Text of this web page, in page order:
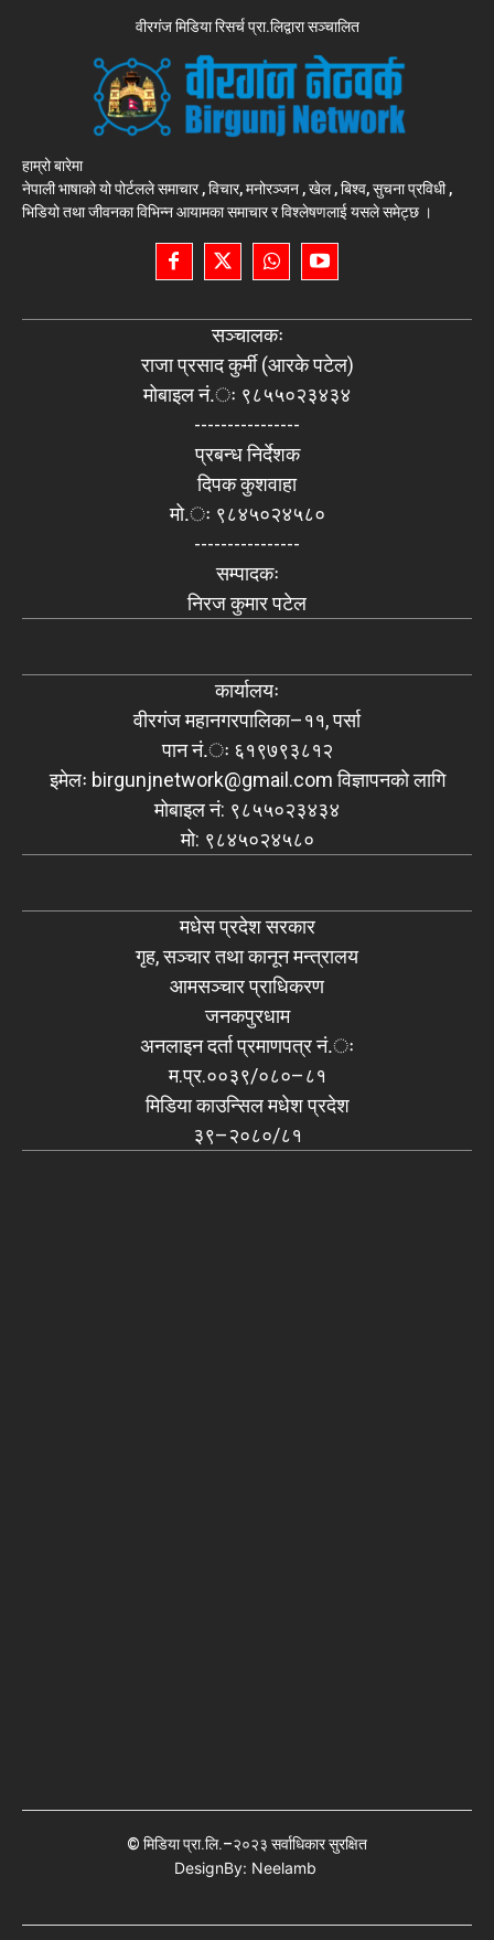
वीरगंज मिडिया रिसर्च प्रा.लिद्वारा सञ्चालित
हाम्रो बारेमा
नेपाली भाषाको यो पोर्टलले समाचार , विचार, मनोरञ्जन , खेल , बिश्व, सुचना प्रविधी ,
भिडियो तथा जीवनका विभिन्न आयामका समाचार र विश्लेषणलाई यसले समेट्छ ।
सञ्चालकः
राजा प्रसाद कुर्मी (आरके पटेल)
मोबाइल नं.ः ९८५५०२३४३४
----------------
प्रबन्ध निर्देशक
दिपक कुशवाहा
मो.ः ९८४५०२४५८०
----------------
सम्पादकः
निरज कुमार पटेल
कार्यालयः
वीरगंज महानगरपालिका–११, पर्सा
पान नं.ः ६१९७९३८१२
इमेलः birgunjnetwork@gmail.comविज्ञापनको लागि
मोबाइल नं: ९८५५०२३४३४
मो: ९८४५०२४५८०
मधेस प्रदेश सरकार
गृह, सञ्चार तथा कानून मन्त्रालय
आमसञ्चार प्राधिकरण
जनकपुरधाम
अनलाइन दर्ता प्रमाणपत्र नं.ः
म.प्र.००३९/०८०–८१
मिडिया काउन्सिल मधेश प्रदेश
३९–२०८०/८१
© मिडिया प्रा.लि.–२०२३ सर्वाधिकार सुरक्षित
DesignBy: Neelamb